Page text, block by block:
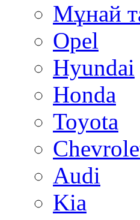
Mұнай
Opel
Hyundai
Honda
Toyota
Audi
Kia